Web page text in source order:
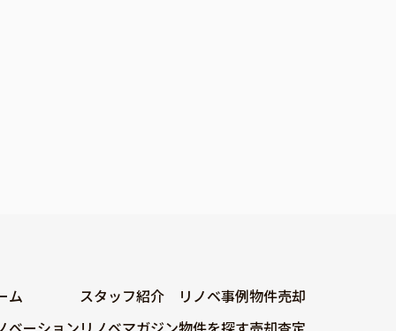
ム
スタッフ紹介
リノベ事例物件売却